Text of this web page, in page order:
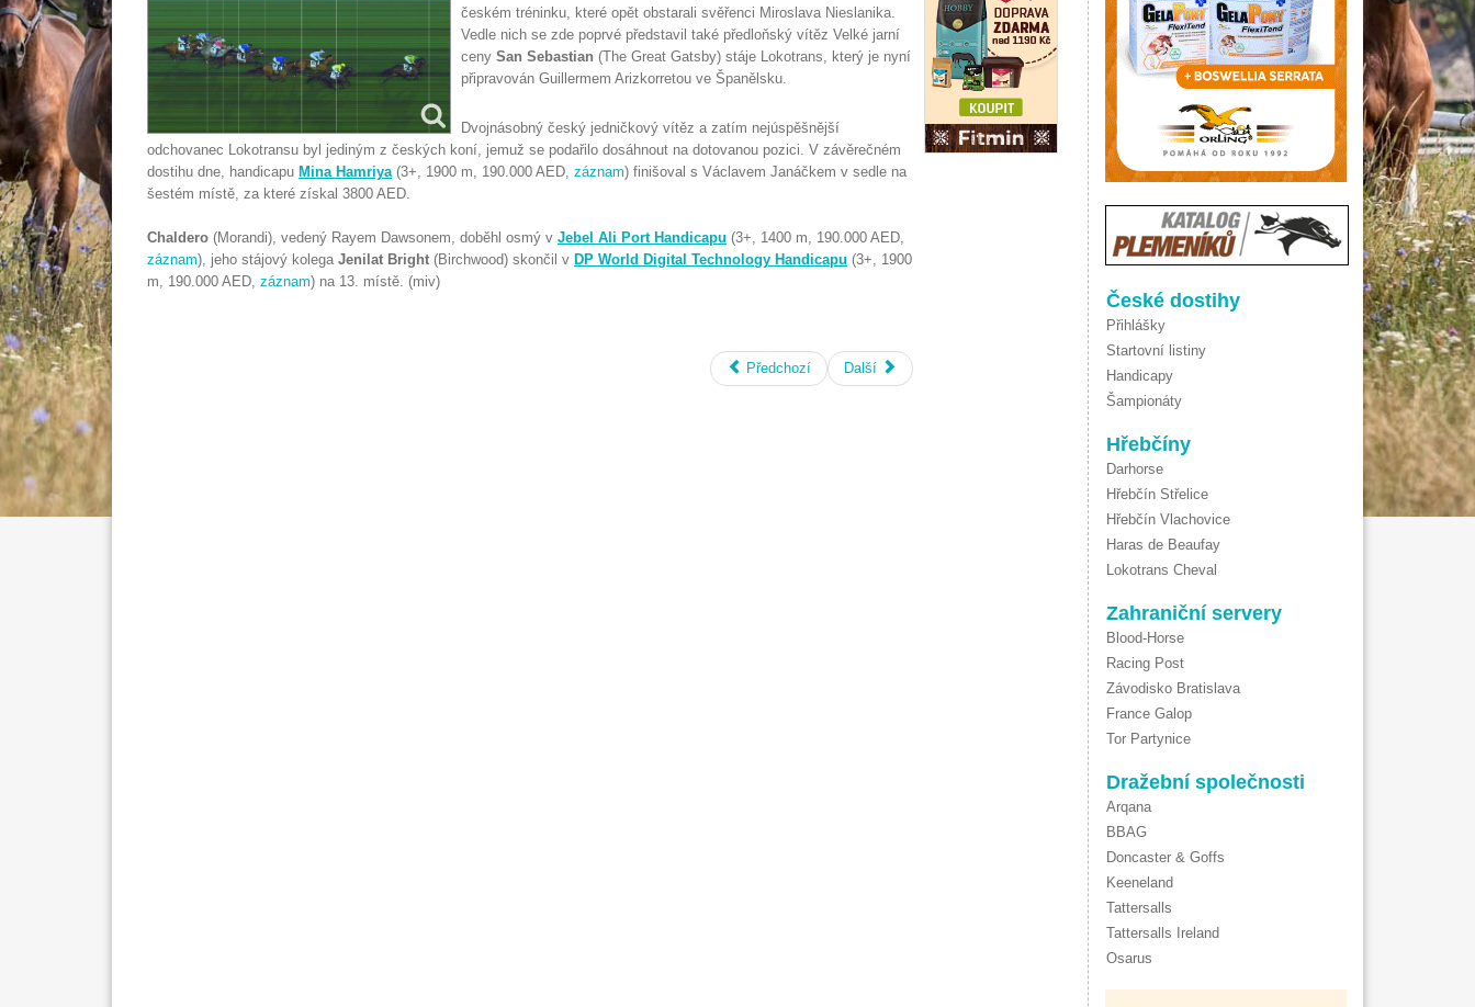
České dostihy
Přihlášky
Startovní listiny
Handicapy
Šampionáty
Hřebčíny
Darhorse
Hřebčín Střelice
Hřebčín Vlachovice
Haras de Beaufay
Lokotrans Cheval
Zahraniční servery
Blood-Horse
Racing Post
Závodisko Bratislava
France Galop
Tor Partynice
Dražební společnosti
Arqana
BBAG
Doncaster & Goffs
Keeneland
Tattersalls
Tattersalls Ireland
Osarus
českém tréninku, které opět obstarali svěřenci Miroslava Nieslanika.
Vedle nich se zde poprvé představil také předloňský vítěz Velké jarní
cenySan Sebastian (The Great Gatsby) stáje Lokotrans, který je nyní
připravován Guillermem Arizkorretou ve Španělsku.
Dvojnásobný český jedničkový vítěz a zatím nejúspěšnější
odchovanec Lokotransu byl jediným z českých koní, jemuž se podařilo dosáhnout na dotovanou pozici. V závěrečném
dostihu dne, handicapu Mina Hamriya(3+, 1900 m, 190.000 AED, záznam) finišoval s Václavem Janáčkem v sedle na
šestém místě, za které získal 3800 AED.
Chaldero (Morandi), vedený Rayem Dawsonem, doběhl osmý v Jebel Ali Port Handicapu (3+, 1400 m, 190.000 AED,
záznam), jeho stájový kolega Jenilat Bright (Birchwood) skončil v DP World Digital Technology Handicapu (3+, 1900
m, 190.000 AED, záznam) na 13. místě. (miv)
Předchozí Další